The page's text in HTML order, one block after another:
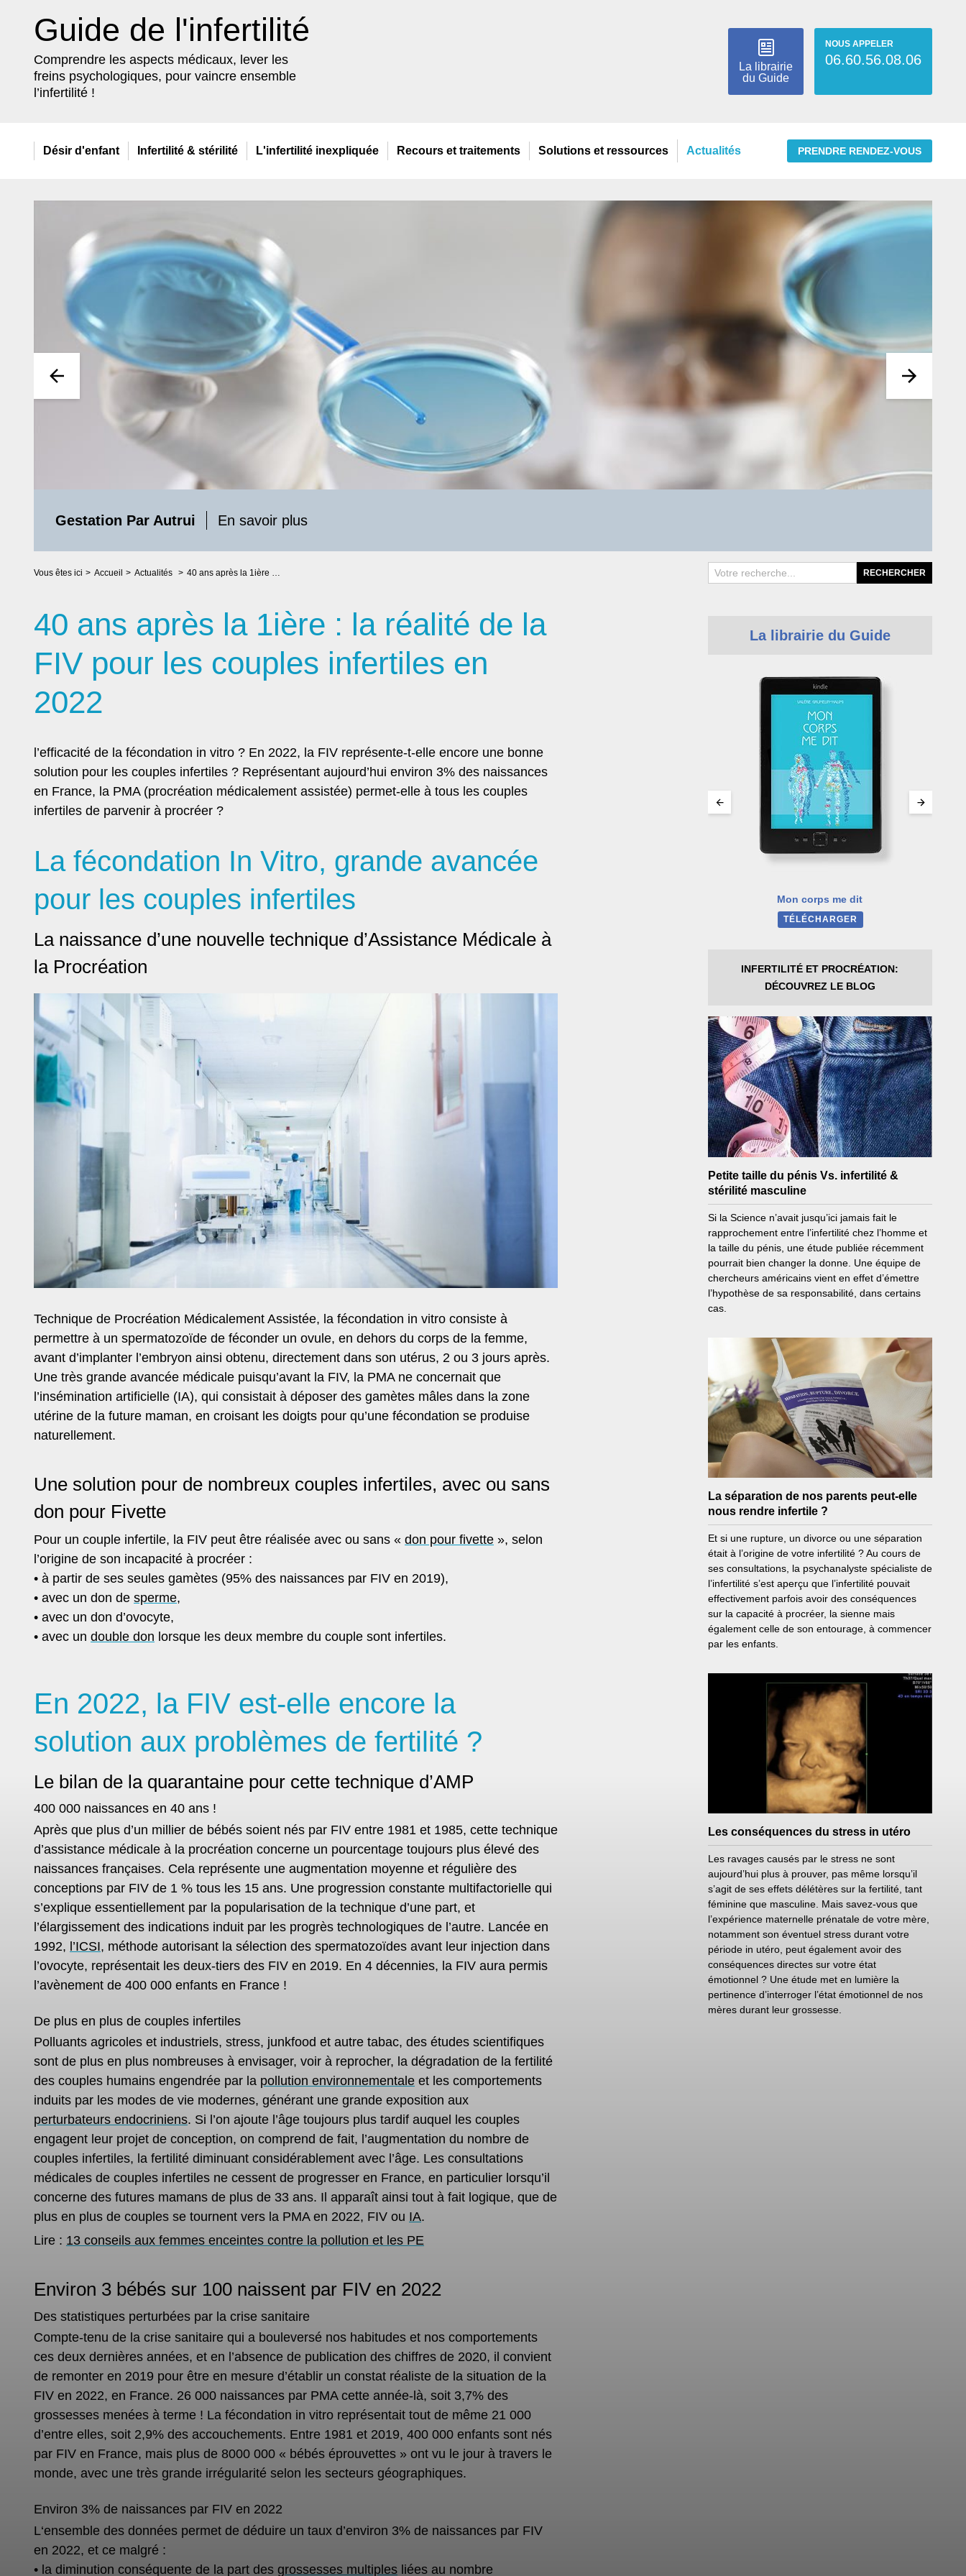
Guide de l'infertilité
Comprendre les aspects médicaux, lever les
freins psychologiques, pour vaincre ensemble
l’infertilité !
La librairie
du Guide
NOUS APPELER
06.60.56.08.06
Désir d'enfant Infertilité & stérilité L'infertilité inexpliquée Recours et traitements Solutions et ressources Actualités PRENDRE RENDEZ-VOUS
Gestation Par Autrui En savoir plus
Vous êtes ici Accueil Actualités 40 ans après la 1ière : la réalité de la FIV pour les couples infertiles en 2022
40 ans après la 1ière : la réalité de la
FIV pour les couples infertiles en
2022
l’efficacité de la fécondation in vitro ? En 2022, la FIV représente-t-elle encore une bonne
solution pour les couples infertiles ? Représentant aujourd’hui environ 3% des naissances
en France, la PMA (procréation médicalement assistée) permet-elle à tous les couples
infertiles de parvenir à procréer ?
La fécondation In Vitro, grande avancée
pour les couples infertiles
La naissance d’une nouvelle technique d’Assistance Médicale à
la Procréation
Technique de Procréation Médicalement Assistée, la fécondation in vitro consiste à
permettre à un spermatozoïde de féconder un ovule, en dehors du corps de la femme,
avant d’implanter l’embryon ainsi obtenu, directement dans son utérus, 2 ou 3 jours après.
Une très grande avancée médicale puisqu’avant la FIV, la PMA ne concernait que
l’insémination artificielle (IA), qui consistait à déposer des gamètes mâles dans la zone
utérine de la future maman, en croisant les doigts pour qu’une fécondation se produise
naturellement.
Une solution pour de nombreux couples infertiles, avec ou sans
don pour Fivette
Pour un couple infertile, la FIV peut être réalisée avec ou sans « don pour fivette », selon
l’origine de son incapacité à procréer :
• à partir de ses seules gamètes (95% des naissances par FIV en 2019),
• avec un don de sperme,
• avec un don d’ovocyte,
• avec un double don lorsque les deux membre du couple sont infertiles.
En 2022, la FIV est-elle encore la
solution aux problèmes de fertilité ?
Le bilan de la quarantaine pour cette technique d’AMP
400 000 naissances en 40 ans !
Après que plus d’un millier de bébés soient nés par FIV entre 1981 et 1985, cette technique
d’assistance médicale à la procréation concerne un pourcentage toujours plus élevé des
naissances françaises. Cela représente une augmentation moyenne et régulière des
conceptions par FIV de 1 % tous les 15 ans. Une progression constante multifactorielle qui
s’explique essentiellement par la popularisation de la technique d’une part, et
l’élargissement des indications induit par les progrès technologiques de l’autre. Lancée en
1992, l’ICSI, méthode autorisant la sélection des spermatozoïdes avant leur injection dans
l’ovocyte, représentait les deux-tiers des FIV en 2019. En 4 décennies, la FIV aura permis
l’avènement de 400 000 enfants en France !
De plus en plus de couples infertiles
Polluants agricoles et industriels, stress, junkfood et autre tabac, des études scientifiques
sont de plus en plus nombreuses à envisager, voir à reprocher, la dégradation de la fertilité
des couples humains engendrée par la pollution environnementale et les comportements
induits par les modes de vie modernes, générant une grande exposition aux
perturbateurs endocriniens. Si l’on ajoute l’âge toujours plus tardif auquel les couples
engagent leur projet de conception, on comprend de fait, l’augmentation du nombre de
couples infertiles, la fertilité diminuant considérablement avec l’âge. Les consultations
médicales de couples infertiles ne cessent de progresser en France, en particulier lorsqu’il
concerne des futures mamans de plus de 33 ans. Il apparaît ainsi tout à fait logique, que de
plus en plus de couples se tournent vers la PMA en 2022, FIV ou IA.
Lire : 13 conseils aux femmes enceintes contre la pollution et les PE
Environ 3 bébés sur 100 naissent par FIV en 2022
Des statistiques perturbées par la crise sanitaire
Compte-tenu de la crise sanitaire qui a bouleversé nos habitudes et nos comportements
ces deux dernières années, et en l’absence de publication des chiffres de 2020, il convient
de remonter en 2019 pour être en mesure d’établir un constat réaliste de la situation de la
FIV en 2022, en France. 26 000 naissances par PMA cette année-là, soit 3,7% des
grossesses menées à terme ! La fécondation in vitro représentait tout de même 21 000
d’entre elles, soit 2,9% des accouchements. Entre 1981 et 2019, 400 000 enfants sont nés
par FIV en France, mais plus de 8000 000 « bébés éprouvettes » ont vu le jour à travers le
monde, avec une très grande irrégularité selon les secteurs géographiques.
Environ 3% de naissances par FIV en 2022
L‘ensemble des données permet de déduire un taux d’environ 3% de naissances par FIV
en 2022, et ce malgré :
• la diminution conséquente de la part des grossesses multiples liées au nombre
La librairie du Guide
Mon corps me dit
TÉLÉCHARGER
NOUVEAU : Séparation, rupture, divorce :
comment réussir une telle épreuve sans
trop faire souffrir ?
INFERTILITÉ ET PROCRÉATION:
DÉCOUVREZ LE BLOG
Petite taille du pénis Vs. infertilité &
stérilité masculine
Si la Science n’avait jusqu’ici jamais fait le
rapprochement entre l’infertilité chez l’homme et
la taille du pénis, une étude publiée récemment
pourrait bien changer la donne. Une équipe de
chercheurs américains vient en effet d’émettre
l’hypothèse de sa responsabilité, dans certains
cas.
La séparation de nos parents peut-elle
nous rendre infertile ?
Et si une rupture, un divorce ou une séparation
était à l’origine de votre infertilité ? Au cours de
ses consultations, la psychanalyste spécialiste de
l’infertilité s’est aperçu que l’infertilité pouvait
effectivement parfois avoir des conséquences
sur la capacité à procréer, la sienne mais
également celle de son entourage, à commencer
par les enfants.
Les conséquences du stress in utéro
Les ravages causés par le stress ne sont
aujourd’hui plus à prouver, pas même lorsqu’il
s’agit de ses effets délétères sur la fertilité, tant
féminine que masculine. Mais savez-vous que
l’expérience maternelle prénatale de votre mère,
notamment son éventuel stress durant votre
période in utéro, peut également avoir des
conséquences directes sur votre état
émotionnel ? Une étude met en lumière la
pertinence d’interroger l’état émotionnel de nos
mères durant leur grossesse.